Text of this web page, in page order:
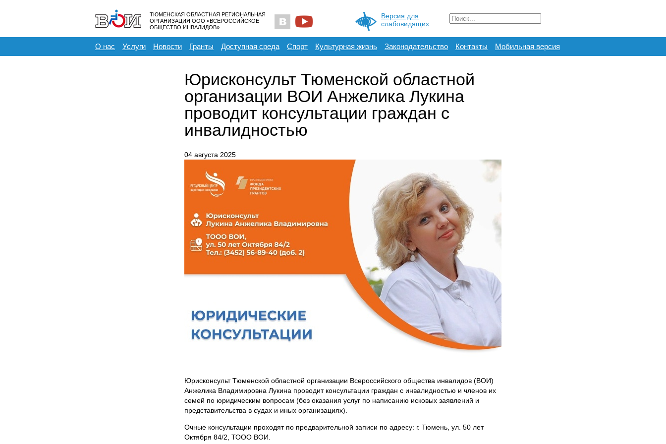
ТЮМЕНСКАЯ ОБЛАСТНАЯ РЕГИОНАЛЬНАЯ
ОРГАНИЗАЦИЯ ООО «ВСЕРОССИЙСКОЕ
ОБЩЕСТВО ИНВАЛИДОВ»
Версия для
слабовидящих
О нас Услуги Новости Гранты Доступная среда Спорт Культурная жизнь Законодательство Контакты Мобильная версия
Юрисконсульт Тюменской областной
организации ВОИ Анжелика Лукина
проводит консультации граждан с
инвалидностью
04 августа 2025
Юрисконсульт Тюменской областной организации Всероссийского общества инвалидов (ВОИ)
Анжелика Владимировна Лукина проводит консультации граждан с инвалидностью и членов их
семей по юридическим вопросам (без оказания услуг по написанию исковых заявлений и
представительства в судах и иных организациях).
Очные консультации проходят по предварительной записи по адресу: г. Тюмень, ул. 50 лет
Октября 84/2, ТООО ВОИ.